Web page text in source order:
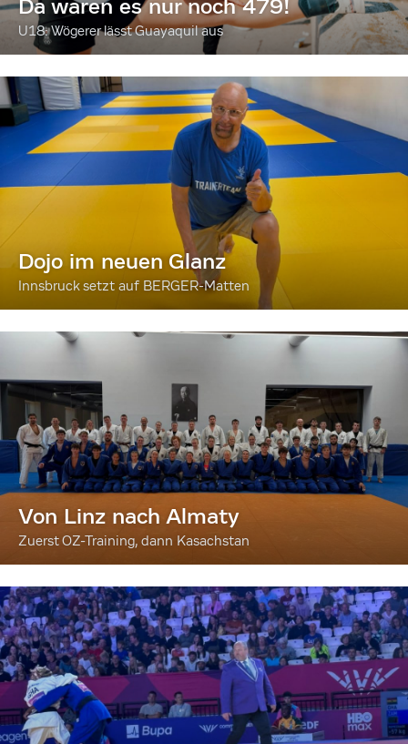
Da waren es nur noch 479!
U18: Wögerer lässt Guayaquil aus
Dojo im neuen Glanz
Innsbruck setzt auf BERGER-Matten
Von Linz nach Almaty
Zuerst OZ-Training, dann Kasachstan